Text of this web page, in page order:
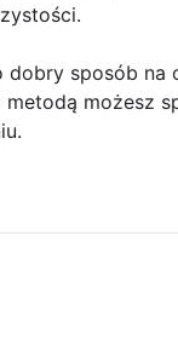
dobry sposób
możesz